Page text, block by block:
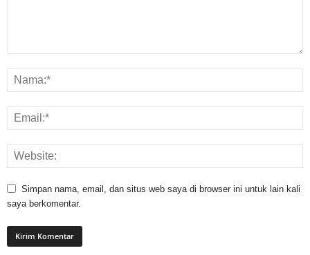
Simpan nama, email, dan situs web saya di browser ini untuk lain kali
saya berkomentar.